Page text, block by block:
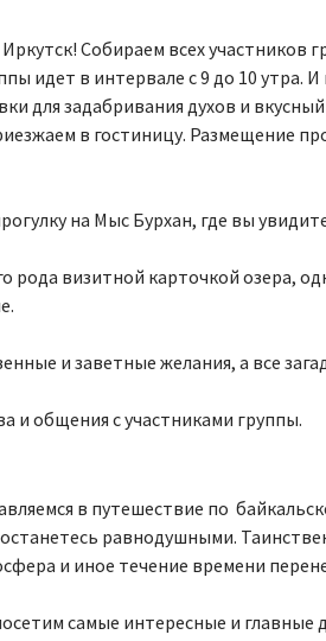
Собираем всех участников
идет в интервале с 9 до 10 утра.
для задабривания духов и
в гостиницу. Размещение
на Мыс Бурхан, где вы
рода визитной карточкой озера,
и заветные желания, а все
и общения с участниками группы.
в путешествие по
равнодушными.
и иное течение времени
самые интересные и